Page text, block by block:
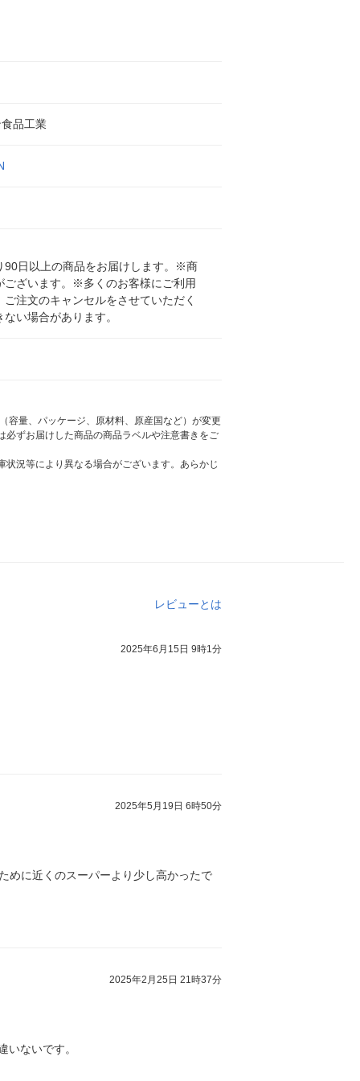
品工業
90日以上の商品をお届けします。※商
ございます。※多くのお客様にご利用
注文のキャンセルをさせていただく
い場合があります。
容量、パッケージ、原材料、原産国など）が変更
ずお届けした商品の商品ラベルや注意書きをご
況等により異なる場合がございます。あらかじ
レビューとは
2025年6月15日 9時1分
2025年5月19日 6時50分
めに近くのスーパーより少し高かったで
2025年2月25日 21時37分
ないです。